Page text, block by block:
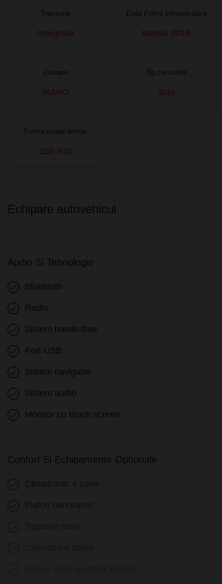
Tractiune
Integrala
Data Prima Inmatriculare
Martie 2019
Culoare
MARO
Tip caroserie
Suv
Putere motor termic
250 KW
Echipare autovehicul
Audio Si Tehnologie
Bluetooth
Radio
Sistem hands-free
Port USB
Sistem navigatie
Sistem audio
Monitor cu touch screen
Confort Si Echipamente Optionale
Climatronic 4 zone